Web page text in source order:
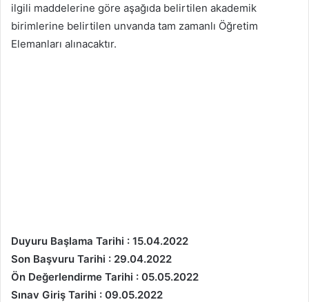
ilgili maddelerine göre aşağıda belirtilen akademik
birimlerine belirtilen unvanda tam zamanlı Öğretim
Elemanları alınacaktır.
Duyuru Başlama Tarihi : 15.04.2022
Son Başvuru Tarihi : 29.04.2022
Ön Değerlendirme Tarihi : 05.05.2022
Sınav Giriş Tarihi : 09.05.2022